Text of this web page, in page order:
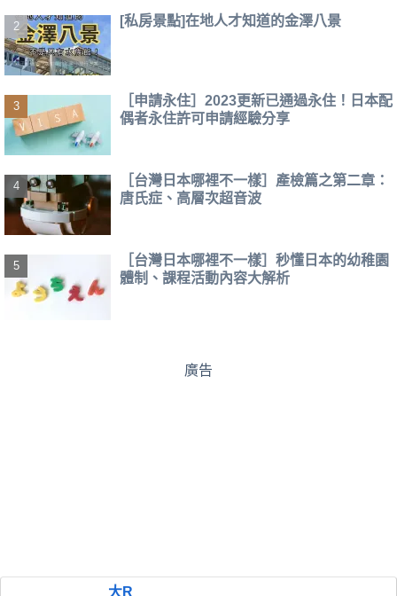
[私房景點]在地人才知道的金澤八景
［申請永住］2023更新已通過永住！日本配
偶者永住許可申請經驗分享
［台灣日本哪裡不一樣］產檢篇之第二章：
唐氏症、高層次超音波
［台灣日本哪裡不一樣］秒懂日本的幼稚園
體制、課程活動內容大解析
廣告
大R